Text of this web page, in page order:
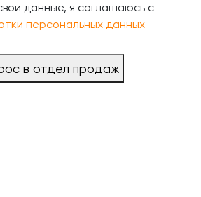
данные, я соглашаюсь с
персональных данных
в отдел продаж